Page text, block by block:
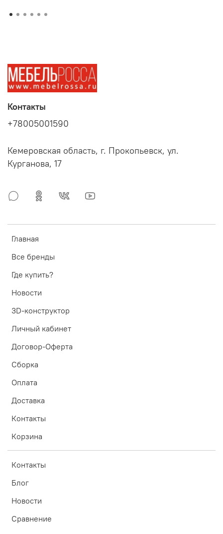
Главная
Все бренды
Где купить?
Новости
3D-конструктор
Личный кабинет
Договор-Оферта
Сборка
Оплата
Доставка
Контакты
Корзина
Контакты
Блог
Новости
Сравнение
Контакты
+78005001590
Кемеровская область, г. Прокопьевск, ул.
Курганова, 17